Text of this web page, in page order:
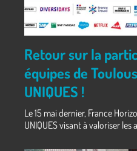
Retour sur la
équipes de
UNIQUES !
Le 15 mai dernier, France
UNIQUES visant à valoriser les